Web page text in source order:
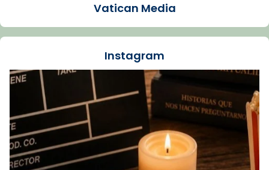
La Carmina va patir depressió. Fa gairebé
dos mesos, a l'Estadi Lluís Companys, la
Recupera l'entrevista comp
Vatican
tican News 👇
www.vaticannews.va/es/iglesia/news/2026-
07/carmina-historia-depresion-papa-viaje-
espana-testimoni...
Vatican Media
Instagram